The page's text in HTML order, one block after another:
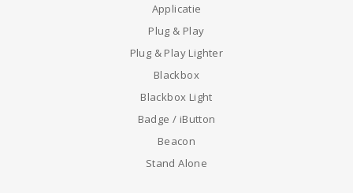
Applicatie
Plug & Play
Plug & Play Lighter
Blackbox
Blackbox Light
Badge / iButton
Beacon
Stand Alone